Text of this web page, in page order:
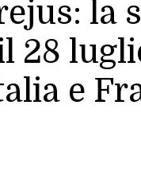
la
28
e